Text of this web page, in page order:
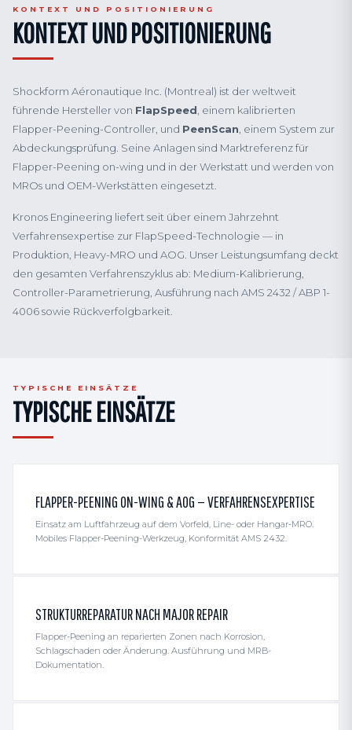
KONTEXT UND POSITIONIERUNG
KONTEXT UND POSITIONIERUNG
Shockform Aéronautique Inc. (Montreal) ist der weltweit
führende Hersteller von FlapSpeed , einem kalibrierten
Flapper-Peening-Controller, und PeenScan , einem System zur
Abdeckungsprüfung. Seine Anlagen sind Marktreferenz für
Flapper-Peening on-wing und in der Werkstatt und werden von
MROs und OEM-Werkstätten eingesetzt.
Kronos Engineering liefert seit über einem Jahrzehnt
Verfahrensexpertise zur FlapSpeed-Technologie — in
Produktion, Heavy-MRO und AOG. Unser Leistungsumfang deckt
den gesamten Verfahrenszyklus ab: Medium-Kalibrierung,
Controller-Parametrierung, Ausführung nach AMS 2432 / ABP 1-
4006 sowie Rückverfolgbarkeit.
TYPISCHE EINSÄTZE
TYPISCHE EINSÄTZE
FLAPPER-PEENING ON-WING & AOG — VERFAHRENSEXPERTISE
Einsatz am Luftfahrzeug auf dem Vorfeld, Line- oder Hangar-MRO.
Mobiles Flapper-Peening-Werkzeug, Konformität AMS 2432.
STRUKTURREPARATUR NACH MAJOR REPAIR
Flapper-Peening an reparierten Zonen nach Korrosion,
Schlagschaden oder Änderung. Ausführung und MRB-
Dokumentation.